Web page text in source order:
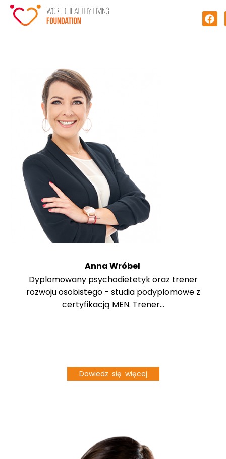
Anna Wróbel
Dyplomowany psychodietetyk oraz trener
rozwoju osobistego - studia podyplomowe z
certyfikacją MEN. Trener...
Dowiedz się więcej